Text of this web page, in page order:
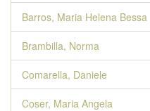
Barros, Maria Helena Bessa
Brambilla, Norma
Comarella, Daniele
Coser, Maria Angela